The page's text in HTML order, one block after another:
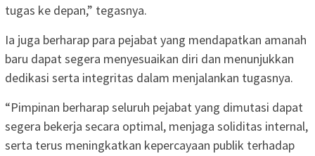
tugas ke depan,” tegasnya.
Ia juga berharap para pejabat yang mendapatkan amanah
baru dapat segera menyesuaikan diri dan menunjukkan
dedikasi serta integritas dalam menjalankan tugasnya.
“Pimpinan berharap seluruh pejabat yang dimutasi dapat
segera bekerja secara optimal, menjaga soliditas internal,
serta terus meningkatkan kepercayaan publik terhadap